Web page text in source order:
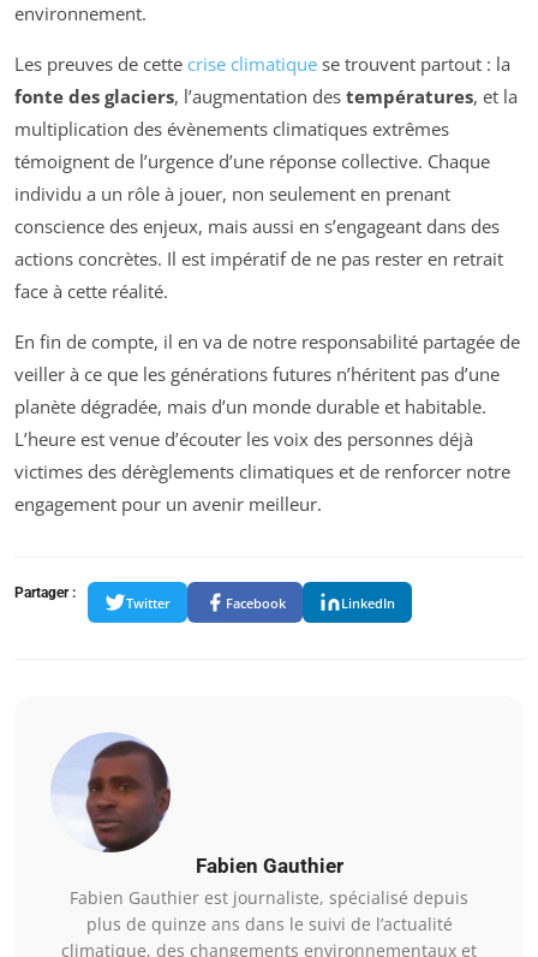
environnement.
Les preuves de cette crise climatique se trouvent partout : la
fonte des glaciers, l’augmentation des températures, et la
multiplication des évènements climatiques extrêmes
témoignent de l’urgence d’une réponse collective. Chaque
individu a un rôle à jouer, non seulement en prenant
conscience des enjeux, mais aussi en s’engageant dans des
actions concrètes. Il est impératif de ne pas rester en retrait
face à cette réalité.
En fin de compte, il en va de notre responsabilité partagée de
veiller à ce que les générations futures n’héritent pas d’une
planète dégradée, mais d’un monde durable et habitable.
L’heure est venue d’écouter les voix des personnes déjà
victimes des dérèglements climatiques et de renforcer notre
engagement pour un avenir meilleur.
Partager :
Twitter Facebook LinkedIn
Fabien Gauthier
Fabien Gauthier est journaliste, spécialisé depuis
plus de quinze ans dans le suivi de l’actualité
climatique, des changements environnementaux et